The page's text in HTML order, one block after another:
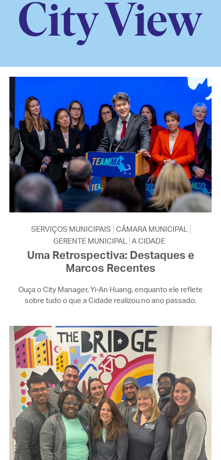
SERVIÇOS MUNICIPAIS CÂMARA MUNICIPAL
GERENTE MUNICIPAL A CIDADE
Uma Retrospectiva: Destaques e
Marcos Recentes
Ouça o City Manager, Yi-An Huang, enquanto ele reflete
sobre tudo o que a Cidade realizou no ano passado.